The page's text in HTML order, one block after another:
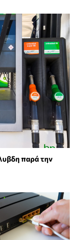
παρά την